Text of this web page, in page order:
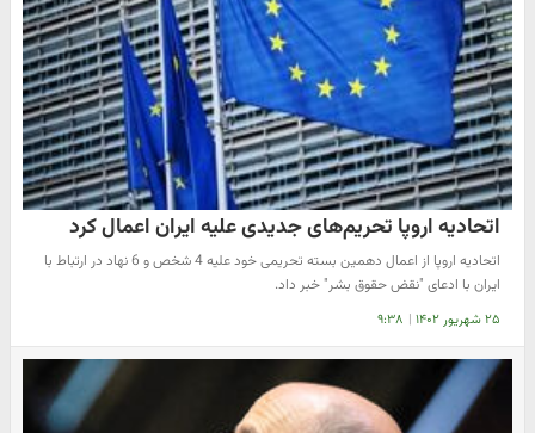
اتحادیه اروپا تحریم‌های جدیدی علیه ایران اعمال کرد
اتحادیه اروپا از اعمال دهمین بسته تحریمی خود علیه 4 شخص و 6 نهاد در ارتباط با
ایران با ادعای "نقض حقوق بشر" خبر داد.
۲۵ شهریور ۱۴۰۲ | ۹:۳۸